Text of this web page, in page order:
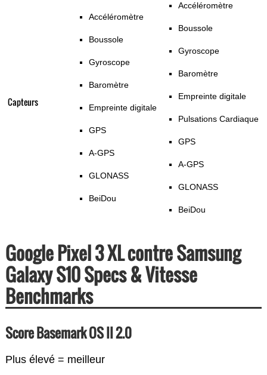
Capteurs
Accéléromètre
Boussole
Gyroscope
Baromètre
Empreinte digitale
GPS
A-GPS
GLONASS
BeiDou
Accéléromètre
Boussole
Gyroscope
Baromètre
Empreinte digitale
Pulsations Cardiaque
GPS
A-GPS
GLONASS
BeiDou
Google Pixel 3 XL contre Samsung
Galaxy S10 Specs & Vitesse
Benchmarks
Score Basemark OS II 2.0
Plus élevé = meilleur